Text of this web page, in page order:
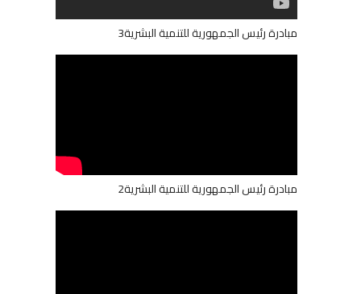
مبادرة رئيس الجمهورية للتنمية البشرية3
مبادرة رئيس الجمهورية للتنمية البشرية2